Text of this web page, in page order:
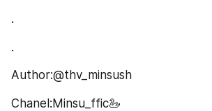
.
.
Author:@thv_minsush
Chanel:Minsu_ffic🦢